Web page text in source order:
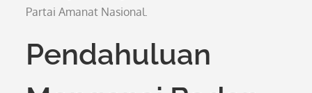
Partai Amanat Nasional.
Pendahuluan